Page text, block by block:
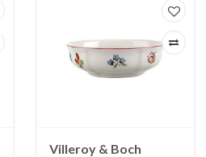
Villeroy & Boch